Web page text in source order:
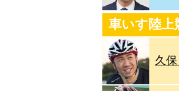
車いす陸上
久